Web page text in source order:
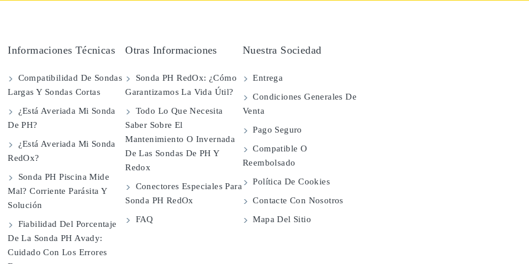
Informaciones Técnicas
Compatibilidad De Sondas
Largas Y Sondas Cortas
¿Está Averiada Mi Sonda
De PH?
¿Está Averiada Mi Sonda
RedOx?
Sonda PH Piscina Mide
Mal? Corriente Parásita Y
Solución
Fiabilidad Del Porcentaje
De La Sonda PH Avady:
Cuidado Con Los Errores
Otras Informaciones
Sonda PH RedOx: ¿Cómo
Garantizamos La Vida Útil?
Todo Lo Que Necesita
Saber Sobre El
Mantenimiento O Invernada
De Las Sondas De PH Y
Redox
Conectores Especiales Para
Sonda PH RedOx
FAQ
Nuestra Sociedad
Entrega
Condiciones Generales De
Venta
Pago Seguro
Compatible O
Reembolsado
Política De Cookies
Contacte Con Nosotros
Mapa Del Sitio